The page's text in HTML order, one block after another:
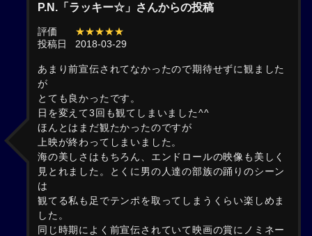
P.N.「ラッキー☆」さんからの投稿
評価
★★★★★
投稿日
2018-03-29
あまり前宣伝されてなかったので期待せずに観ました
が
とても良かったです。
日を変えて3回も観てしまいました^^
ほんとはまだ観たかったのですが
上映が終わってしまいました。
海の美しさはもちろん、エンドロールの映像も美しく
見とれました。とくに男の人達の部族の踊りのシーン
は
観てる私も足でテンポを取ってしまうくらい楽しめま
した。
同じ時期によく前宣伝されていて映画の賞にノミネー